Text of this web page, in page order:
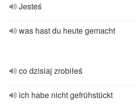
Jesteś
was hast du heute gemacht
co dzisiaj zrobiłeś
ich habe nicht gefrühstückt